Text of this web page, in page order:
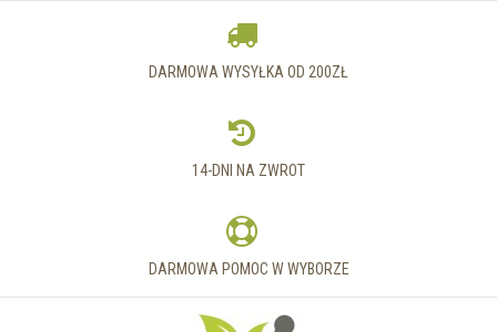
DARMOWA WYSYŁKA OD 200ZŁ
14-DNI NA ZWROT
DARMOWA POMOC W WYBORZE